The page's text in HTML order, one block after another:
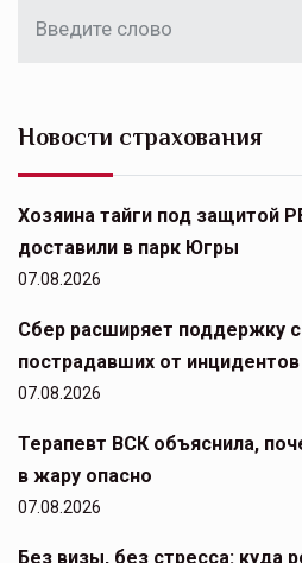
Новости страхования
Хозяина тайги под защитой
доставили в парк Югры
07.08.2026
Сбер расширяет поддержку
пострадавших от
07.08.2026
Терапевт ВСК объяснила,
в жару опасно
07.08.2026
Без визы, без стресса: куда